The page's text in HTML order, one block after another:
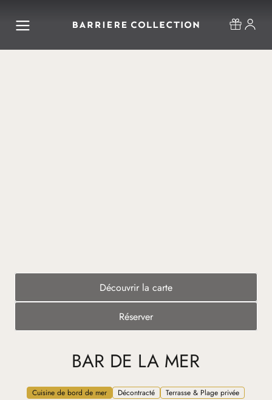
Découvrir la carte
Réserver
BAR DE LA MER
Cuisine de bord de mer Décontracté Terrasse & Plage privée